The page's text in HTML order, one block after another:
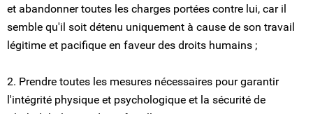
et abandonner toutes les charges portées contre lui, car il
semble qu'il soit détenu uniquement à cause de son travail
légitime et pacifique en faveur des droits humains ;
2. Prendre toutes les mesures nécessaires pour garantir
l'intégrité physique et psychologique et la sécurité de